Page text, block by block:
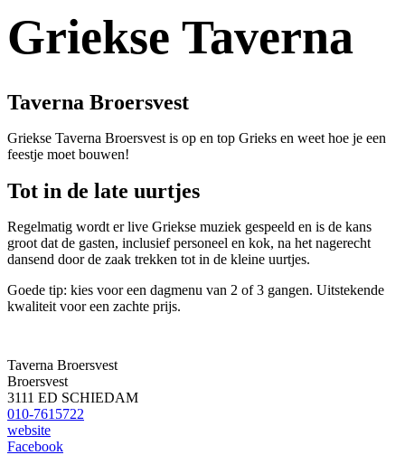
Griekse Taverna
Taverna Broersvest
Griekse Taverna Broersvest is op en top Grieks en weet hoe je een
feestje moet bouwen!
Tot in de late uurtjes
Regelmatig wordt er live Griekse muziek gespeeld en is de kans
groot dat de gasten, inclusief personeel en kok, na het nagerecht
dansend door de zaak trekken tot in de kleine uurtjes.
Goede tip: kies voor een dagmenu van 2 of 3 gangen. Uitstekende
kwaliteit voor een zachte prijs.
Taverna Broersvest
Broersvest
3111 ED SCHIEDAM
010-7615722
website
Facebook